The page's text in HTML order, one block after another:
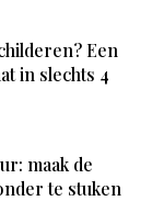
Een
in slechts 4
maak de
te stuken